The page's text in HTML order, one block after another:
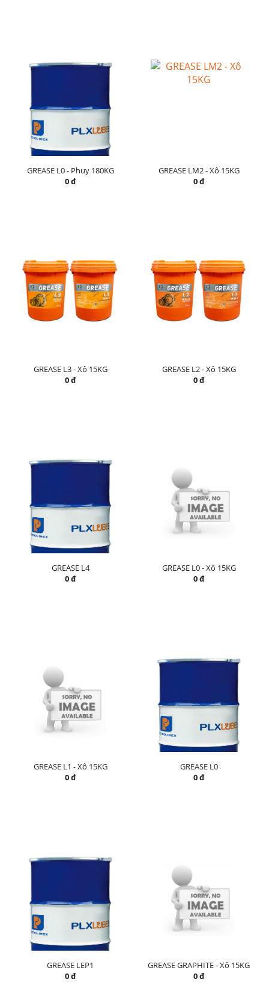
GREASE L0 - Phuy 180KG
0 đ
GREASE LM2 - Xô 15KG
0 đ
GREASE L3 - Xô 15KG
0 đ
GREASE L2 - Xô 15KG
0 đ
GREASE L4
0 đ
GREASE L0 - Xô 15KG
0 đ
GREASE L1 - Xô 15KG
0 đ
GREASE L0
0 đ
GREASE LEP1
0 đ
GREASE GRAPHITE - Xô 15KG
0 đ